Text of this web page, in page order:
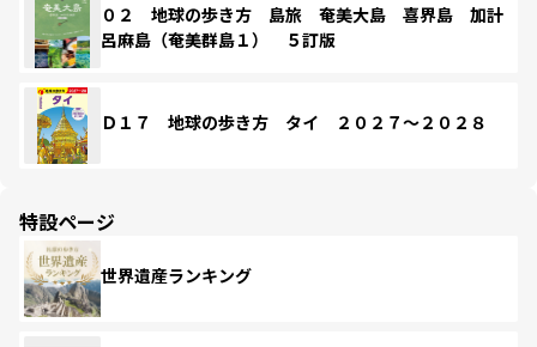
０２ 地球の歩き方 島旅 奄美大島 喜界島 加計
呂麻島（奄美群島１） ５訂版
Ｄ１７ 地球の歩き方 タイ ２０２７～２０２８
特設ページ
世界遺産ランキング